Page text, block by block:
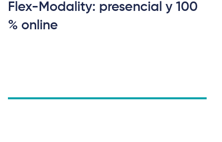
Flex-Modality: presencial y 100
% online